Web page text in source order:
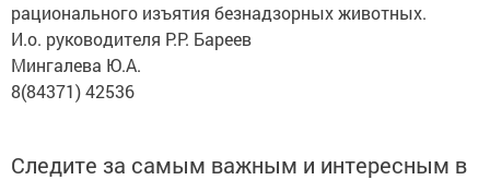
рационального изъятия безнадзорных животных.
И.о. руководителя Р.Р. Бареев
Мингалева Ю.А.
8(84371) 42536
Следите за самым важным и интересным в